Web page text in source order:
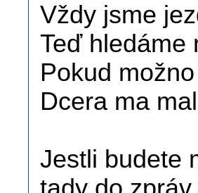
Vždy jsme
Teď hledáme
Pokud
Dcera ma
Jestli budete